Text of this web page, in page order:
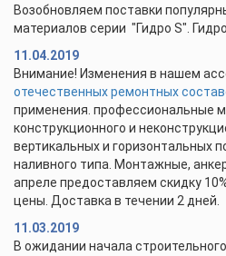
Возобновляем поставки
материалов серии "Гидро S".
11.04.2019
Внимание! Изменения в нашем
отечественных ремонтных
применения. профессиональные
конструкционного и
вертикальных и горизонтальных
наливного типа. Монтажные,
апреле предоставляем скидку
цены. Доставка в течении 2 дней.
11.03.2019
В ожидании начала